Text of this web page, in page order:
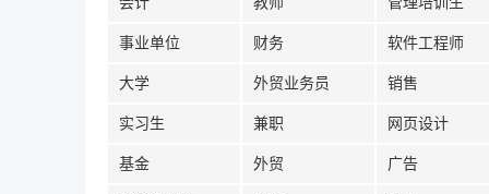
事业单位 财务 软件工程师
大学 外贸业务员 销售
实习生 兼职 网页设计
基金 外贸 广告